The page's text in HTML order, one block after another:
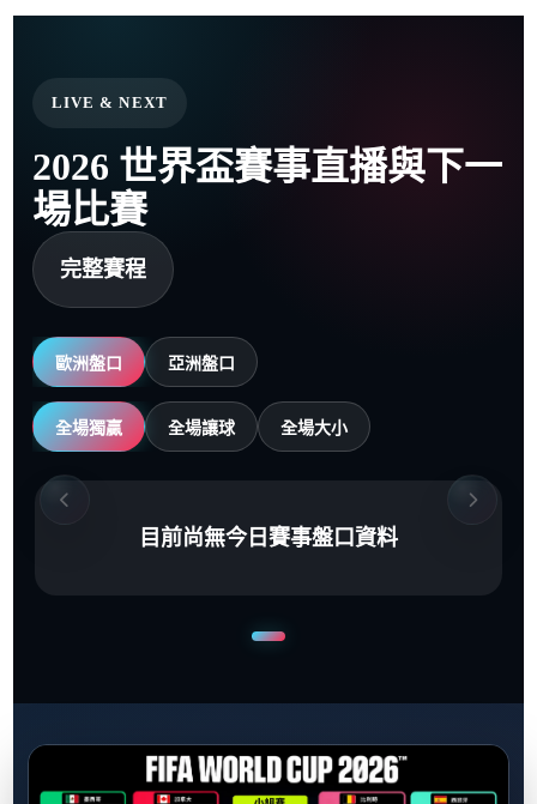
LIVE & NEXT
2026 世界盃賽事直播與下一
場比賽
完整賽程
歐洲盤口 亞洲盤口
全場獨贏 全場讓球 全場大小
目前尚無今日賽事盤口資料